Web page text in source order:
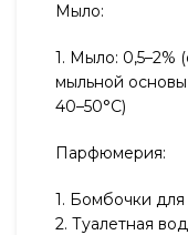
Мыло:
1. Мыло: 0,5–2%
мыльной
40–50°С)
Парфюмерия:
1. Бомбочки для
2. Туалетная